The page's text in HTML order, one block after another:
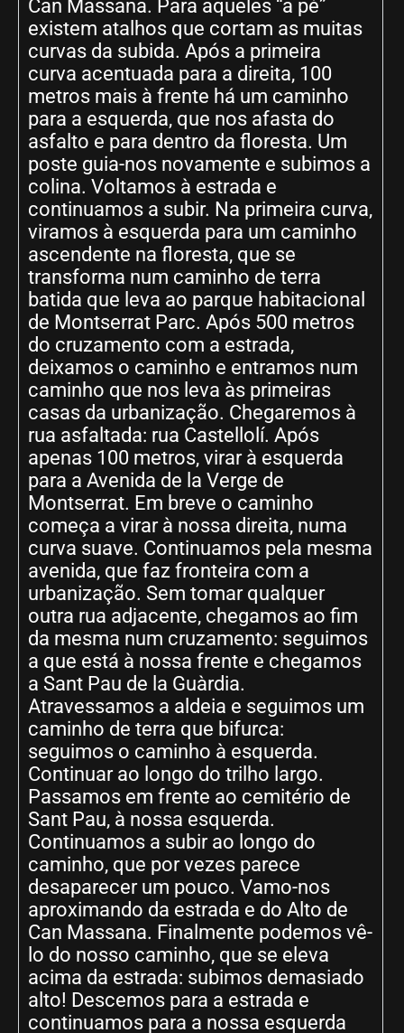
Can Massana. Para aqueles “a pé”
existem atalhos que cortam as muitas
curvas da subida. Após a primeira
curva acentuada para a direita, 100
metros mais à frente há um caminho
para a esquerda, que nos afasta do
asfalto e para dentro da floresta. Um
poste guia-nos novamente e subimos a
colina. Voltamos à estrada e
continuamos a subir. Na primeira curva,
viramos à esquerda para um caminho
ascendente na floresta, que se
transforma num caminho de terra
batida que leva ao parque habitacional
de Montserrat Parc. Após 500 metros
do cruzamento com a estrada,
deixamos o caminho e entramos num
caminho que nos leva às primeiras
casas da urbanização. Chegaremos à
rua asfaltada: rua Castellolí. Após
apenas 100 metros, virar à esquerda
para a Avenida de la Verge de
Montserrat. Em breve o caminho
começa a virar à nossa direita, numa
curva suave. Continuamos pela mesma
avenida, que faz fronteira com a
urbanização. Sem tomar qualquer
outra rua adjacente, chegamos ao fim
da mesma num cruzamento: seguimos
a que está à nossa frente e chegamos
a Sant Pau de la Guàrdia.
Atravessamos a aldeia e seguimos um
caminho de terra que bifurca:
seguimos o caminho à esquerda.
Continuar ao longo do trilho largo.
Passamos em frente ao cemitério de
Sant Pau, à nossa esquerda.
Continuamos a subir ao longo do
caminho, que por vezes parece
desaparecer um pouco. Vamo-nos
aproximando da estrada e do Alto de
Can Massana. Finalmente podemos vê-
lo do nosso caminho, que se eleva
acima da estrada: subimos demasiado
alto! Descemos para a estrada e
continuamos para a nossa esquerda